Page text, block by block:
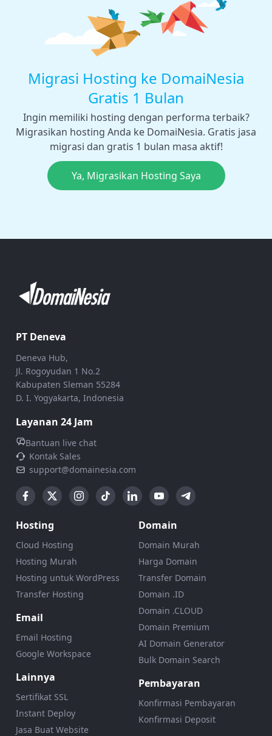
Migrasi Hosting ke DomaiNesia
Gratis 1 Bulan
Ingin memiliki hosting dengan performa terbaik?
Migrasikan hosting Anda ke DomaiNesia. Gratis jasa
migrasi dan gratis 1 bulan masa aktif!
Ya, Migrasikan Hosting Saya
PT Deneva
Deneva Hub,
Jl. Rogoyudan 1 No.2
Kabupaten Sleman 55284
D. I. Yogyakarta, Indonesia
Layanan 24 Jam
Bantuan live chat
Kontak Sales
support@domainesia.com
Hosting
Cloud Hosting
Hosting Murah
Hosting untuk WordPress
Transfer Hosting
Email
Email Hosting
Google Workspace
Lainnya
Sertifikat SSL
Instant Deploy
Jasa Buat Website
Domain
Domain Murah
Harga Domain
Transfer Domain
Domain .ID
Domain .CLOUD
Domain Premium
AI Domain Generator
Bulk Domain Search
Pembayaran
Konfirmasi Pembayaran
Konfirmasi Deposit